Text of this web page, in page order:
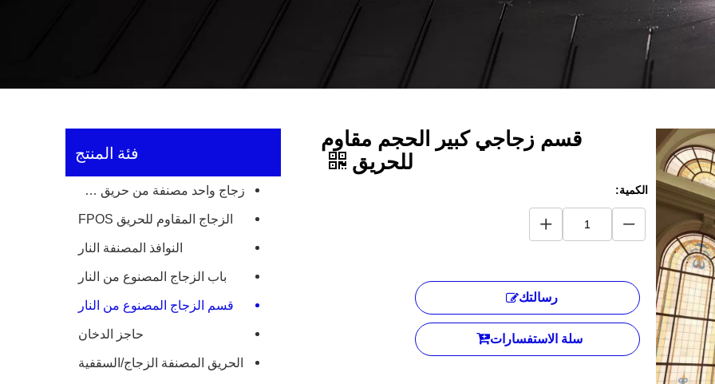
فئة المنتج
زجاج واحد مصنفة من حريق طبقة
الزجاج المقاوم للحريق FPOS
النوافذ المصنفة النار
باب الزجاج المصنوع من النار
قسم الزجاج المصنوع من النار
حاجز الدخان
الحريق المصنفة الزجاج/السقفية
قسم زجاجي كبير الحجم مقاوم
للحريق
الكمية:
رسالتك
سلة الاستفسارات